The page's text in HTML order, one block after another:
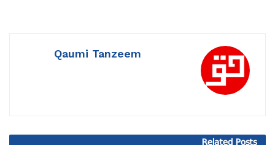
Qaumi Tanzeem
Related Posts